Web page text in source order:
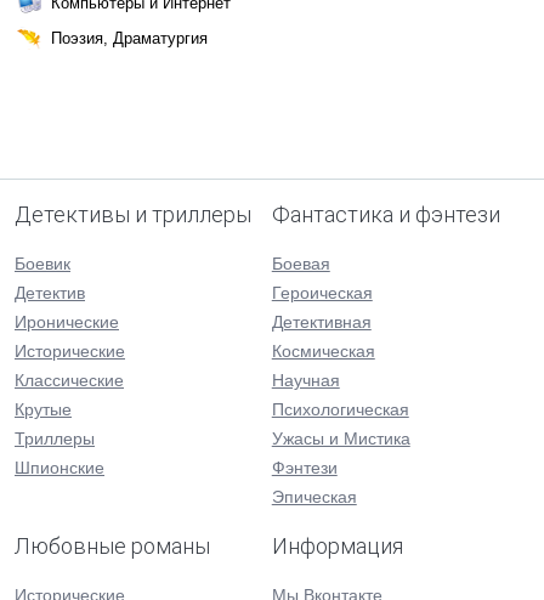
Поэзия, Драматургия
Детективы и триллеры
Боевик
Детектив
Иронические
Исторические
Классические
Крутые
Триллеры
Шпионские
Фантастика и фэнтези
Боевая
Героическая
Детективная
Космическая
Научная
Психологическая
Ужасы и Мистика
Фэнтези
Эпическая
Любовные романы
Исторические
Информация
Мы Вконтакте